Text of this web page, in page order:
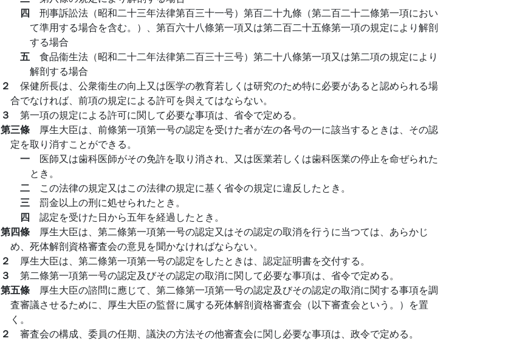
四 刑事訴訟法（昭和二十三年法律第百三十一号）第百二十九條（第二百二十二條第一項におい
て準用する場合を含む。）、第百六十八條第一項又は第二百二十五條第一項の規定により解剖
する場合
五 食品衞生法（昭和二十二年法律第二百三十三号）第二十八條第一項又は第二項の規定により
解剖する場合
２ 保健所長は、公衆衞生の向上又は医学の教育若しくは研究のため特に必要があると認められる場
合でなければ、前項の規定による許可を與えてはならない。
３ 第一項の規定による許可に関して必要な事項は、省令で定める。
第三條 厚生大臣は、前條第一項第一号の認定を受けた者が左の各号の一に該当するときは、その認
定を取り消すことができる。
一 医師又は歯科医師がその免許を取り消され、又は医業若しくは歯科医業の停止を命ぜられた
とき。
二 この法律の規定又はこの法律の規定に基く省令の規定に違反したとき。
三 罰金以上の刑に処せられたとき。
四 認定を受けた日から五年を経過したとき。
第四條 厚生大臣は、第二條第一項第一号の認定又はその認定の取消を行うに当つては、あらかじ
め、死体解剖資格審査会の意見を聞かなければならない。
２ 厚生大臣は、第二條第一項第一号の認定をしたときは、認定証明書を交付する。
３ 第二條第一項第一号の認定及びその認定の取消に関して必要な事項は、省令で定める。
第五條 厚生大臣の諮問に應じて、第二條第一項第一号の認定及びその認定の取消に関する事項を調
査審議させるために、厚生大臣の監督に属する死体解剖資格審査会（以下審査会という。）を置
く。
２ 審査会の構成、委員の任期、議決の方法その他審査会に関し必要な事項は、政令で定める。